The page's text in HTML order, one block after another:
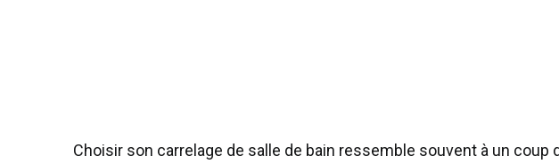
Choisir son carrelage de salle de bain ressemble souvent à un